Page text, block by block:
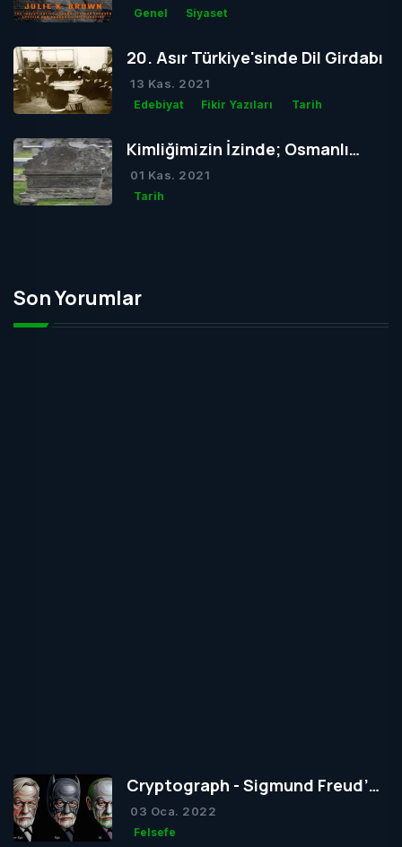
Genel Siyaset
20. Asır Türkiye'sinde Dil Girdabı
13 Kas. 2021
Edebiyat Fikir Yazıları Tarih
Kimliğimizin İzinde; Osmanlı
Mezar Taşları
01 Kas. 2021
Tarih
Son Yorumlar
Cryptograph - Sigmund Freud’un
Yapısal Kuramı
03 Oca. 2022
Felsefe